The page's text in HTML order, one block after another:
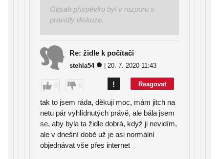
Obsah příspěvku byl v rozporu s
pravidly diskuze.
Re: židle k počítači
stehla54 | 20. 7. 2020 11:43
0 0 Reagovat
!
tak to jsem ráda, děkuji moc, mám jitch na
netu pár vyhlídnutých právě, ale bála jsem
se, aby byla ta židle dobrá, když ji nevidím,
ale v dnešní době už je asi normální
objednávat vše přes internet